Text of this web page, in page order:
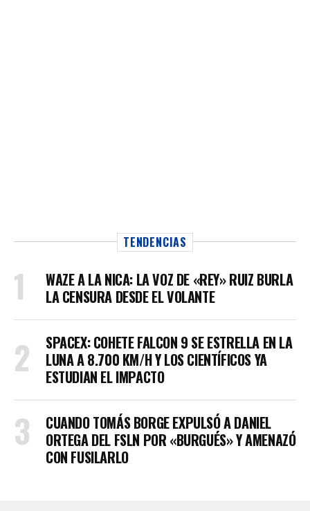
TENDENCIAS
WAZE A LA NICA: LA VOZ DE «REY» RUIZ BURLA
LA CENSURA DESDE EL VOLANTE
SPACEX: COHETE FALCON 9 SE ESTRELLA EN LA
LUNA A 8.700 KM/H Y LOS CIENTÍFICOS YA
ESTUDIAN EL IMPACTO
CUANDO TOMÁS BORGE EXPULSÓ A DANIEL
ORTEGA DEL FSLN POR «BURGUÉS» Y AMENAZÓ
CON FUSILARLO